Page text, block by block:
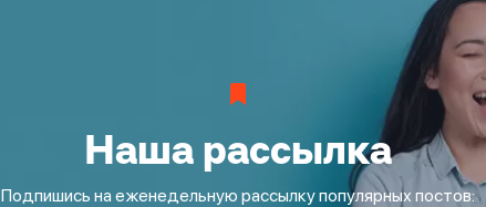
Наша рассылка
Подпишись на еженедельную рассылку популярных постов: